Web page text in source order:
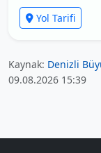
Yol Tarifi
Kaynak: Denizli
09.08.2026 15:39